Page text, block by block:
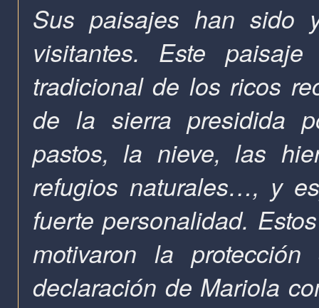
Sus paisajes han sido
visitantes. Este
tradicional de los ricos
de la sierra presidida
pastos, la nieve, las
refugios naturales…, y
fuerte personalidad.
motivaron la
declaración de Mariola